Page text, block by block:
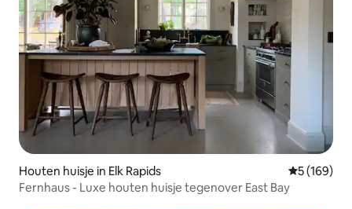
Houten huisje in Elk Rapids
5 (169)
Fernhaus - Luxe houten huisje tegenover East Bay